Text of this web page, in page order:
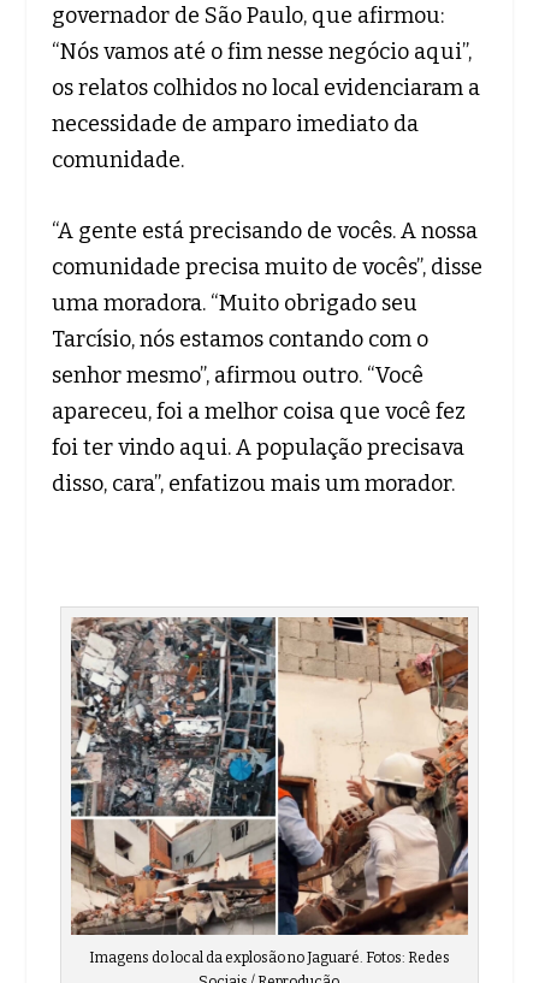
governador de São Paulo, que afirmou:
“Nós vamos até o fim nesse negócio aqui”,
os relatos colhidos no local evidenciaram a
necessidade de amparo imediato da
comunidade.
“A gente está precisando de vocês. A nossa
comunidade precisa muito de vocês”, disse
uma moradora. “Muito obrigado seu
Tarcísio, nós estamos contando com o
senhor mesmo”, afirmou outro. “Você
apareceu, foi a melhor coisa que você fez
foi ter vindo aqui. A população precisava
disso, cara”, enfatizou mais um morador.
Imagens do local da explosão no Jaguaré. Fotos: Redes